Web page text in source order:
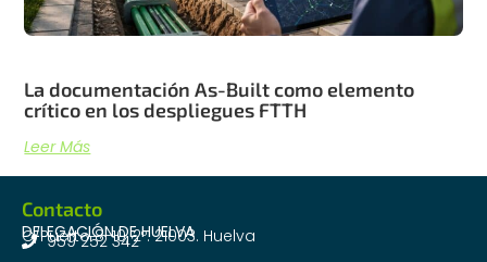
La documentación As-Built como elemento
crítico en los despliegues FTTH
Leer Más
Contacto
DELEGACIÓN DE HUELVA
C/Puerto 8-10, 2º. 21003. Huelva
959 252 342